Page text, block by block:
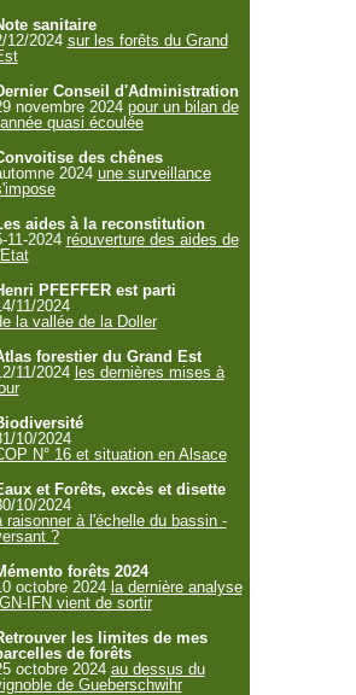
sanitaire
12/2024 sur les forêts du Grand
Conseil d'Administration
novembre 2024 pour un bilan de
quasi écoulée
des chênes
2024 une surveillance
aides à la reconstitution
11-2024 réouverture des aides de
PFEFFER est parti
11/2024
la vallée de la Doller
forestier du Grand Est
11/2024 les dernières mises à
10/2024
N° 16 et situation en Alsace
et Forêts, excès et disette
10/2024
raisonner à l'échelle du bassin -
?
forêts 2024
octobre 2024 la dernière analyse
IGN-IFN vient de sortir
les limites de mes
de forêts
octobre 2024 au dessus du
de Gueberschwihr